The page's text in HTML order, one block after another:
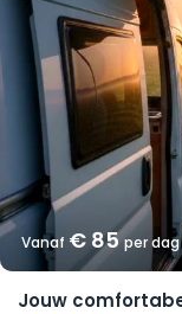
Vanaf € 85per dag